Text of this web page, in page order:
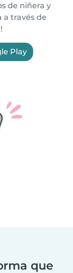
de niñera y
a través de
Play
que